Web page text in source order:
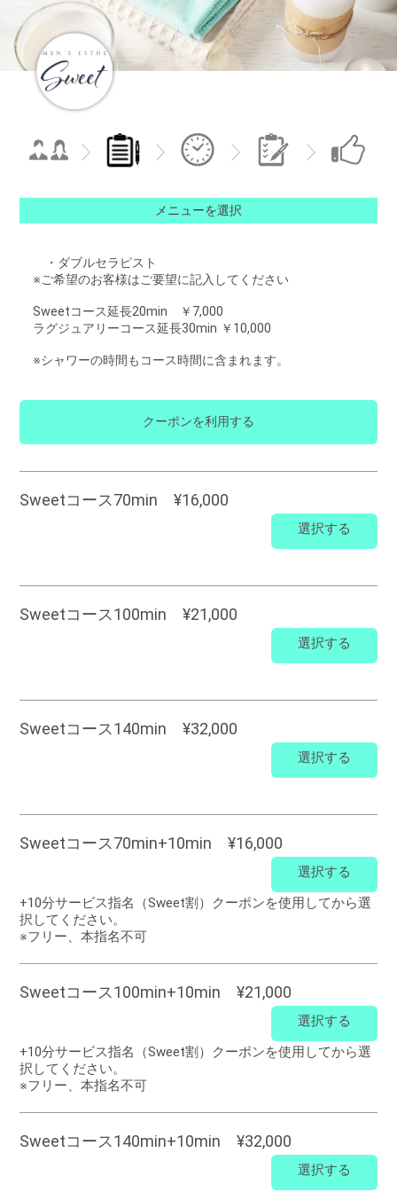
メニューを選択
・ダブルセラピスト
※ご希望のお客様はご要望に記入してください
Sweetコース延長20min ￥7,000
ラグジュアリーコース延長30min ￥10,000
※シャワーの時間もコース時間に含まれます。
クーポンを利用する
Sweetコース70min ¥16,000
選択する
Sweetコース100min ¥21,000
選択する
Sweetコース140min ¥32,000
選択する
Sweetコース70min+10min ¥16,000
選択する
+10分サービス指名（Sweet割）クーポンを使用してから選
択してください。
※フリー、本指名不可
Sweetコース100min+10min ¥21,000
選択する
+10分サービス指名（Sweet割）クーポンを使用してから選
択してください。
※フリー、本指名不可
Sweetコース140min+10min ¥32,000
選択する